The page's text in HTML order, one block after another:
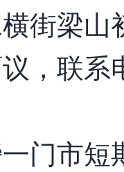
梁山
，联
门市短